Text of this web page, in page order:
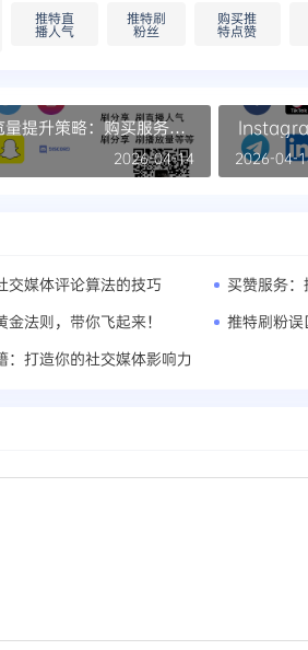
推特直
播人气
推特刷
粉丝
购买推
特点赞
提升策略：购买服务是
2026-04-14 2026-04-
媒体评论算法的技巧
买赞服务
法则，带你飞起来！
推特刷粉
打造你的社交媒体影响力